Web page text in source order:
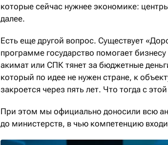
которые сейчас нужнее экономике:
далее.
Есть еще другой вопрос. Существует
программе государство помогает
акимат или СПК тянет за бюджетные
который по идее не нужен стране, к
закроется через пять лет. Что тогда с
При этом мы официально доносили всю
до министерств, в чью компетенцию